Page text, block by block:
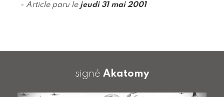
- Article paru le jeudi 31 mai 2001
signé Akatomy